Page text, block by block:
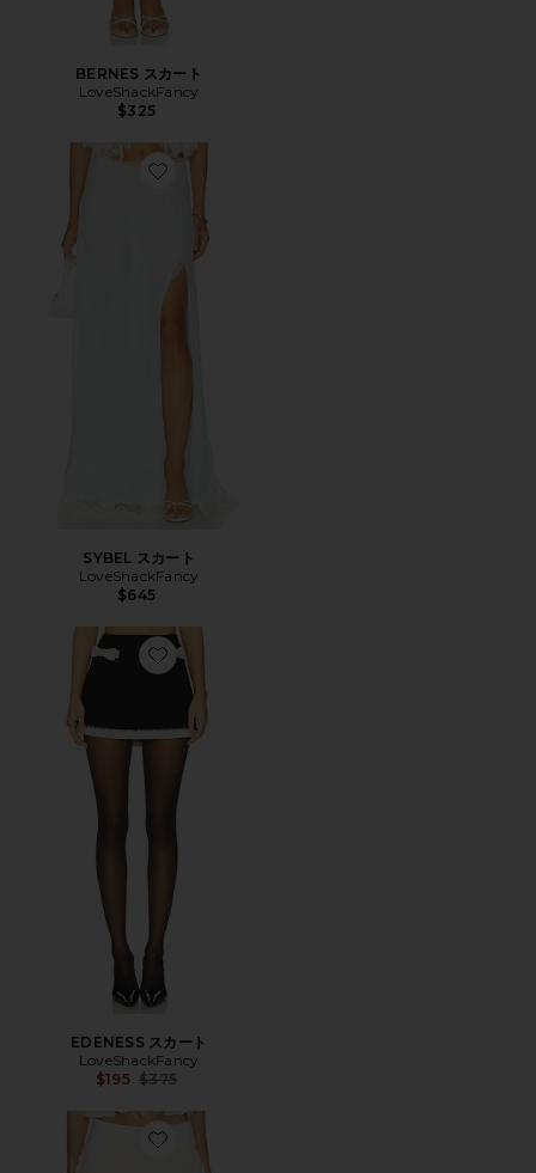
BERNES スカート
LoveShackFancy
$325
SYBEL スカート
LoveShackFancy
$645
Favorite EDENESS スカート
EDENESS スカート
LoveShackFancy
$195 Previous price:
$375
Favorite SOLENA スカート